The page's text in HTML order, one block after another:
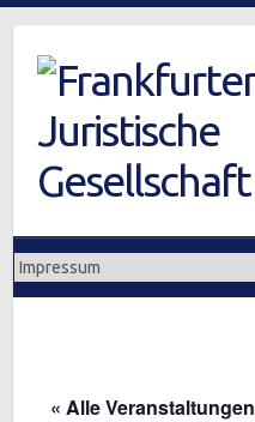
content
« Alle Veranstaltungen